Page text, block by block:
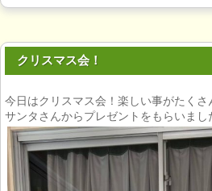
クリスマス会！
今日はクリスマス会！楽しい事がたくさ
サンタさんからプレゼントをもらいまし